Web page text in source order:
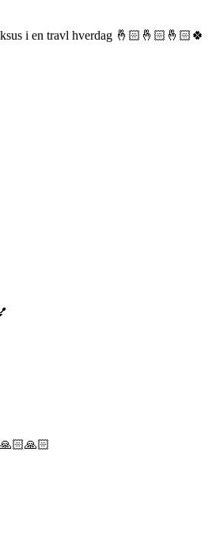
i en travl hverdag 🤞🏻🤞🏻🤞🏻🍀